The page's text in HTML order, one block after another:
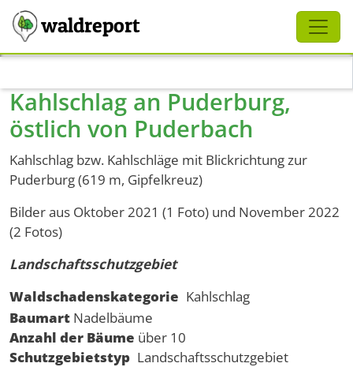
waldreport
Kahlschlag an Puderburg,
östlich von Puderbach
Kahlschlag bzw. Kahlschläge mit Blickrichtung zur
Puderburg (619 m, Gipfelkreuz)
Bilder aus Oktober 2021 (1 Foto) und November 2022
(2 Fotos)
Landschaftsschutzgebiet
Waldschadenskategorie Kahlschlag
Baumart Nadelbäume
Anzahl der Bäume über 10
Schutzgebietstyp Landschaftsschutzgebiet
Schliessen